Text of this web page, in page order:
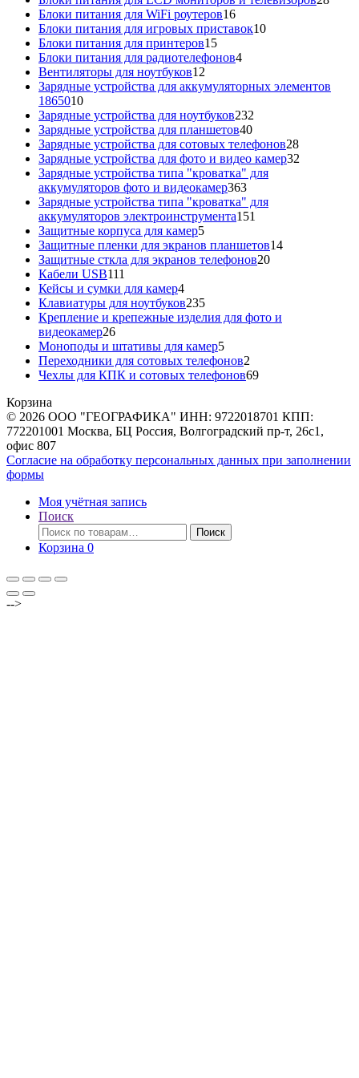
Блоки питания для WiFi роутеров1616
товаров
Блоки питания для игровых приставок1010
Блоки питания для принтеров1515
товаров
Блоки питания для радиотелефонов44
Вентиляторы для ноутбуков12
товаров
Зарядные устройства для аккумуляторных элементов
186501010
товаров
Зарядные устройства для ноутбуков232
Зарядные устройства для планшетов4040
товаров
Зарядные устройства для сотовых телефонов2828
товаров
Зарядные устройства для фото и видео камер32
Зарядные устройства типа "кроватка" для
аккумуляторов фото и видеокамер363363
товара
Зарядные устройства типа "кроватка" для
аккумуляторов электроинструмента151
Защитные корпуса для камер55
товаров
Защитные пленки для экранов планшетов1414
Защитные сткла для экранов телефонов2020
Кабели USB111
товаров
Кейсы и сумки для камер44
товара
Клавиатуры для ноутбуков235235
товаров
Крепление и крепежные изделия для фото и
видеокамер2626
товаров
Моноподы и штативы для камер55
товаров
Переходники для сотовых телефонов2
товара
Чехлы для КПК и сотовых телефонов6969
Корзина
© 2026 ООО "ГЕОГРАФИКА" ИНН: 9722018701 КПП:
772201001 Москва, БЦ Россия, Волгоградский пр-т, 26с1,
офис 807
Согласие на обработку персональных данных при заполнении
формы
Моя учётная запись
Поиск
Искать:
Поиск
Корзина 0
-->